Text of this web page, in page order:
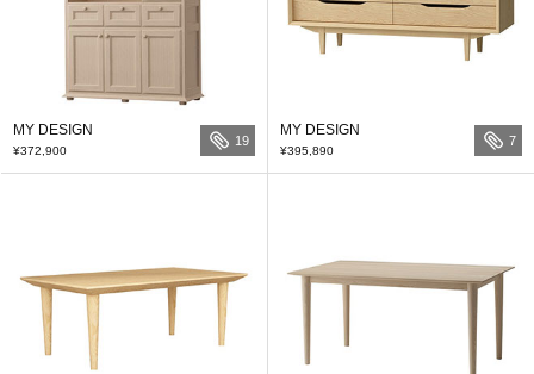
MY DESIGN
¥372,900
19
MY DESIGN
¥395,890
7